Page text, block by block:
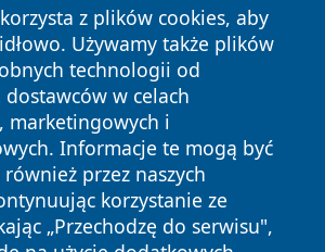
z plików cookies, aby
Używamy także plików
technologii od
w celach
marketingowych i
Informacje te mogą być
przez naszych
korzystanie ze
„Przechodzę do serwisu",
Wszystkie prawa